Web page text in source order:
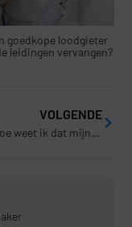
goedkope loodgieter
leidingen vervangen?
VOLGENDE
Hoe weet ik dat mijn afvoer verstopt is?